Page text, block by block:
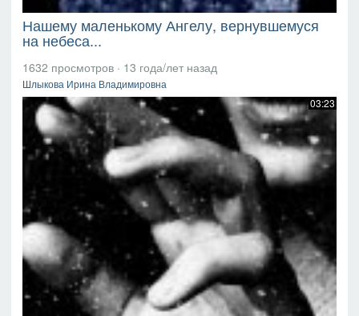
Нашему маленькому Ангелу, вернувшемуся
на небеса...
1632 просмотров · 13 года/лет назад
Шлыкова Ирина Владимировна
03:23